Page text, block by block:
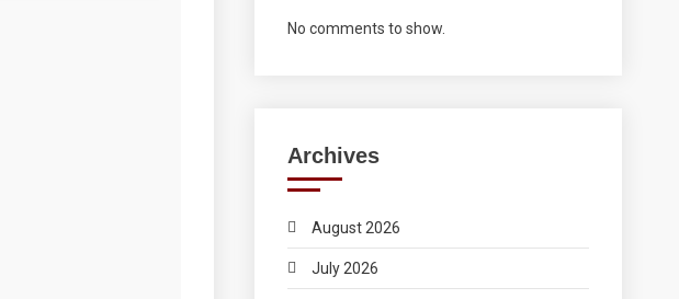
No comments to show.
Archives
August 2026
July 2026